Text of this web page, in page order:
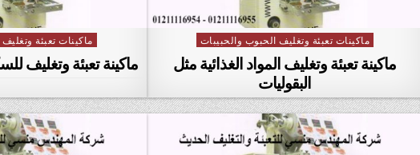
Posted in
ماكينات تعبئة وتغليف الحبوب والحبيبات
ماكينة تعبئة وتغليف المواد الغذائية مثل
البقوليات
Posted in
ماكينات تعبئة
ماكينة تعبئة وتغليف